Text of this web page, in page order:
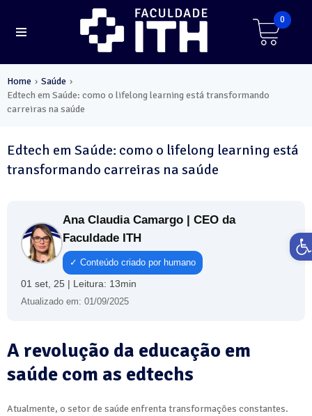
0
Home › Saúde ›
Edtech em Saúde: como o lifelong learning está transformando
carreiras na saúde
Edtech em Saúde: como o lifelong learning está
transformando carreiras na saúde
Ana Claudia Camargo | CEO da
Faculdade ITH
✓ Conteúdo criado por humano
01 set, 25 | Leitura: 13min
Atualizado em: 01/09/2025
A revolução da educação em
saúde com as edtechs
Atualmente, o setor de saúde enfrenta transformações constantes.